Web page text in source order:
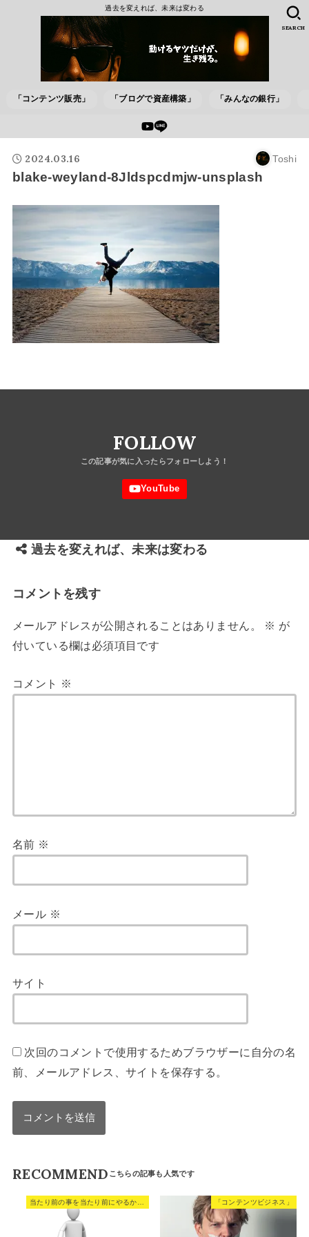
過去を変えれば、未来は変わる
「コンテンツ販売」 「ブログで資産構築」 「みんなの銀行」
SEARCH
2024.03.16 Toshi
blake-weyland-8Jldspcdmjw-unsplash
FOLLOW
過去を変えれば、未来は変わる
コメントを残す
メールアドレスが公開されることはありません。 ※ が
付いている欄は必須項目です
コメント ※
名前 ※
メール ※
サイト
次回のコメントで使用するためブラウザーに自分の名
前、メールアドレス、サイトを保存する。
RECOMMEND
「コンテンツビジネス」